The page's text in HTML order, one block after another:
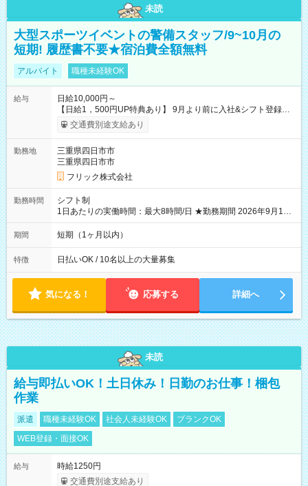
未読
大型スポーツイベントの警備スタッフ/9~10月の
短期! 履歴書不要★宿泊費全額無料
アルバイト 職種未経験OK
給与
日給10,000円～
【日給1，500円UP特典あり】 9月より前に入社&シフト登録す
ると 期間中(9/16~10/23) の日給がUP! 日給1万1500円でしっか
り稼げます♪ 【試用期間】試用期間なし
交通費別途支給あり
勤務地
三重県四日市市
三重県四日市市
フリック株式会社
勤務時間
シフト制
1日あたりの実働時間：最大8時間/日 ★勤務期間 2026年9月16
日~2026年10月23日 短期勤務OK! 期間中フル勤務できる方優遇
※週3~5日勤務(勤務日数応相談) ※期間前から勤務スタートも可
り ※夜勤シフトあり
期間 短期（1ヶ月以内）
特徴 日払いOK / 10名以上の大量募集
気になる！ 応募する 詳細へ
未読
給与即払いOK！土日休み！日勤のお仕事！梱包
作業
派遣 職種未経験OK 社会人未経験OK
ブランクOK
WEB登録・面接OK
給与
時給1250円
交通費別途支給あり